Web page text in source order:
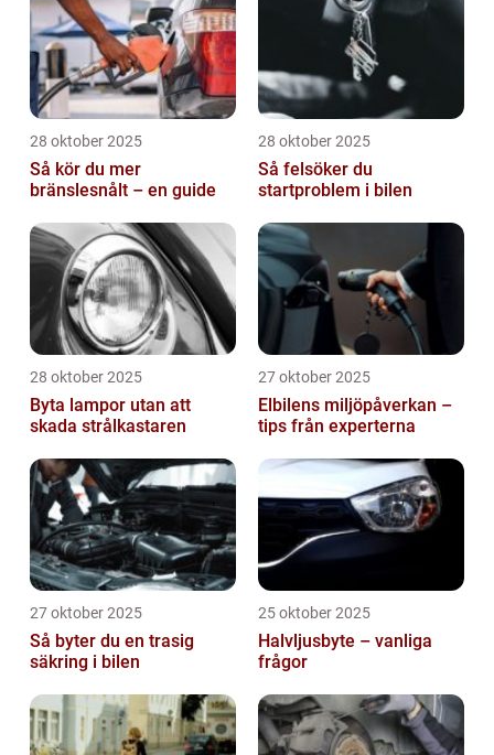
28 oktober 2025
Så kör du mer
bränslesnålt – en guide
28 oktober 2025
Så felsöker du
startproblem i bilen
28 oktober 2025
Byta lampor utan att
skada strålkastaren
27 oktober 2025
Elbilens miljöpåverkan –
tips från experterna
27 oktober 2025
Så byter du en trasig
säkring i bilen
25 oktober 2025
Halvljusbyte – vanliga
frågor